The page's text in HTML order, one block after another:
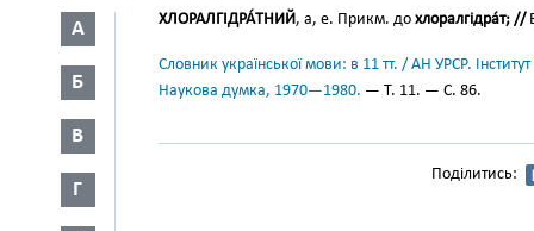
А
Б
В
Г
ХЛОРАЛГІДРА́ТНИЙ, а, е. Прикм. до хлоралгідра́т; //
Словник української мови: в 11 тт. / АН УРСР.
Наукова думка, 1970—1980. — Т. 11. — С. 86.
Поділитись: